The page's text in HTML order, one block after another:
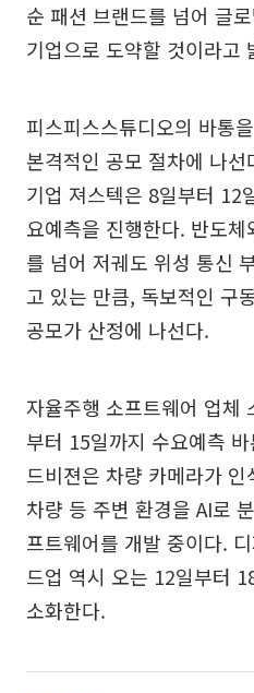
순 패션 브랜드를 넘어 글
기업으로 도약할 것이라고
피스피스스튜디오의 바통
본격적인 공모 절차에 나
기업 져스텍은 8일부터 12
요예측을 진행한다. 반도
를 넘어 저궤도 위성 통신
고 있는 만큼, 독보적인 구
공모가 산정에 나선다.
자율주행 소프트웨어 업체
부터 15일까지 수요예측
드비젼은 차량 카메라가
차량 등 주변 환경을 AI로
프트웨어를 개발 중이다.
드업 역시 오는 12일부터
소화한다.